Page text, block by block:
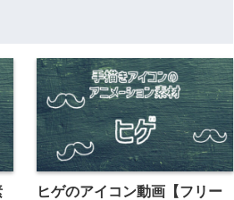
ヒゲのアイコン動画【フリー